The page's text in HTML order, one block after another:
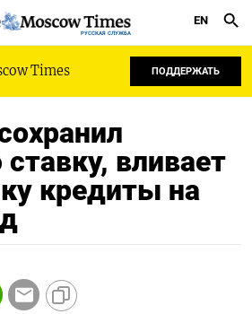
РУССКАЯ СЛУЖБА
EN
Times ПОДДЕРЖАТЬ
вливает
кредиты на